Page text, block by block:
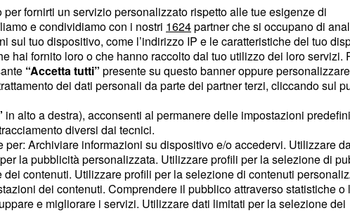
il
si
presa
fornirti un servizio personalizzato rispetto alle tue esigenze di
e condividiamo con i nostri 1624partner che si occupano di
tuo dispositivo, come l’indirizzo IP e le caratteristiche del tuo
hai fornito loro o che hanno raccolto dal tuo utilizzo dei loro servizi.
“Accetta tutti” presente su questo banner oppure
dei dati personali da parte dei partner terzi, cliccando sul
in alto a destra), acconsenti al permanere delle impostazioni
diversi dai tecnici.
Archiviare informazioni su dispositivo e/o accedervi. Utilizzare
la pubblicità personalizzata. Utilizzare profili per la selezione di
contenuti. Utilizzare profili per la selezione di contenuti
dei contenuti. Comprendere il pubblico attraverso statistiche o
e migliorare i servizi. Utilizzare dati limitati per la selezione dei